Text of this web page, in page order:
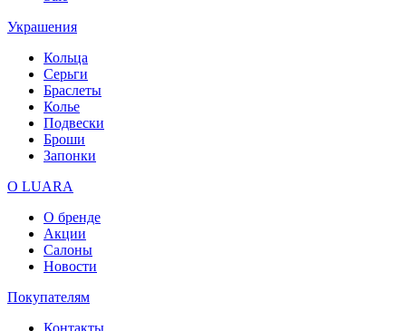
Украшения
Кольца
Серьги
Браслеты
Колье
Подвески
Броши
Запонки
О LUARA
О бренде
Акции
Салоны
Новости
Покупателям